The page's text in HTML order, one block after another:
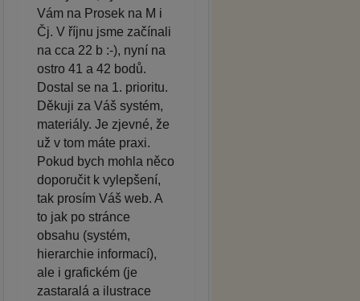
Vám na Prosek na M i
Čj. V říjnu jsme začínali
na cca 22 b :-), nyní na
ostro 41 a 42 bodů.
Dostal se na 1. prioritu.
Děkuji za Váš systém,
materiály. Je zjevné, že
už v tom máte praxi.
Pokud bych mohla něco
doporučit k vylepšení,
tak prosím Váš web. A
to jak po stránce
obsahu (systém,
hierarchie informací),
ale i grafickém (je
zastaralá a ilustrace